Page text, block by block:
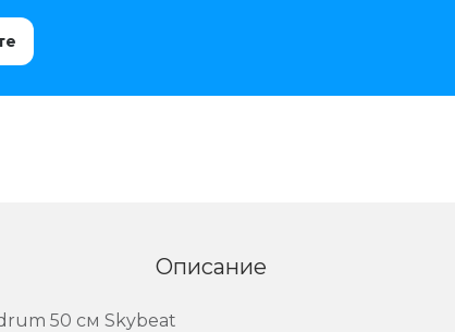
Описание
50 см Skybeat